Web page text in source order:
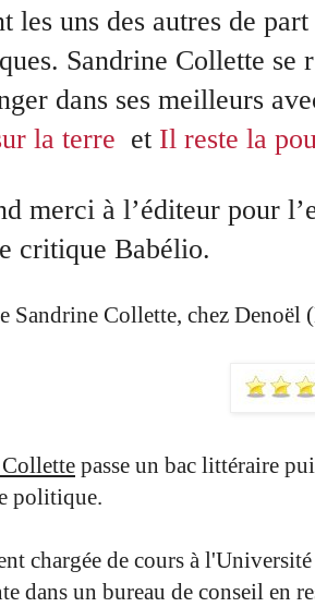
les uns des autres de
Sandrine Collette
dans ses meilleurs
la terre et Il reste la
merci à l’éditeur pour
critique Babélio.
Sandrine Collette, chez Denoël
passe un bac littéraire
politique.
chargée de cours à
dans un bureau de conseil en